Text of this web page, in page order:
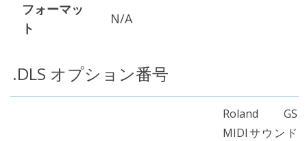
フォーマッ
ト
N/A
.DLS オプション番号
Roland GS
MIDIサウンド